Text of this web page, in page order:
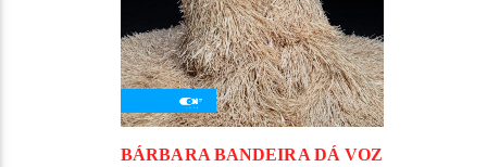
BÁRBARA BANDEIRA DÁ VOZ